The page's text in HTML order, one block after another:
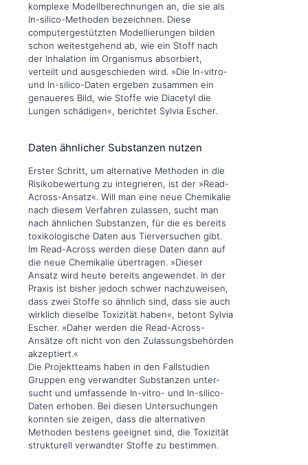
komplexe Modellberechnungen an, die sie als
In-silico-Methoden bezeichnen. Diese
computergestützten Modellierungen bilden
schon weitestgehend ab, wie ein Stoff nach
der Inhalation im Organismus absorbiert,
verteilt und ausgeschieden wird. »Die In-vitro-
und In-silico-Daten ergeben zusammen ein
genaueres Bild, wie Stoffe wie Diacetyl die
Lungen schädigen«, berichtet Sylvia Escher.
Daten ähnlicher Substanzen nutzen
Erster Schritt, um alternative Methoden in die
Risikobewertung zu integrieren, ist der »Read-
Across-Ansatz«. Will man eine neue Chemikalie
nach diesem Verfahren zulassen, sucht man
nach ähnlichen Substanzen, für die es bereits
toxikologische Daten aus Tierversuchen gibt.
Im Read-Across werden diese Daten dann auf
die neue Chemikalie übertragen. »Dieser
Ansatz wird heute bereits angewendet. In der
Praxis ist bisher jedoch schwer nachzuweisen,
dass zwei Stoffe so ähnlich sind, dass sie auch
wirklich dieselbe Toxizität haben«, betont Sylvia
Escher. »Daher werden die Read-Across-
Ansätze oft nicht von den Zulassungsbehörden
akzeptiert.«
Die Projektteams haben in den Fallstudien
Gruppen eng verwandter Substanzen unter-
sucht und umfassende In-vitro- und In-silico-
Daten erhoben. Bei diesen Untersuchungen
konnten sie zeigen, dass die alternativen
Methoden bestens geeignet sind, die Toxizität
strukturell verwandter Stoffe zu bestimmen.